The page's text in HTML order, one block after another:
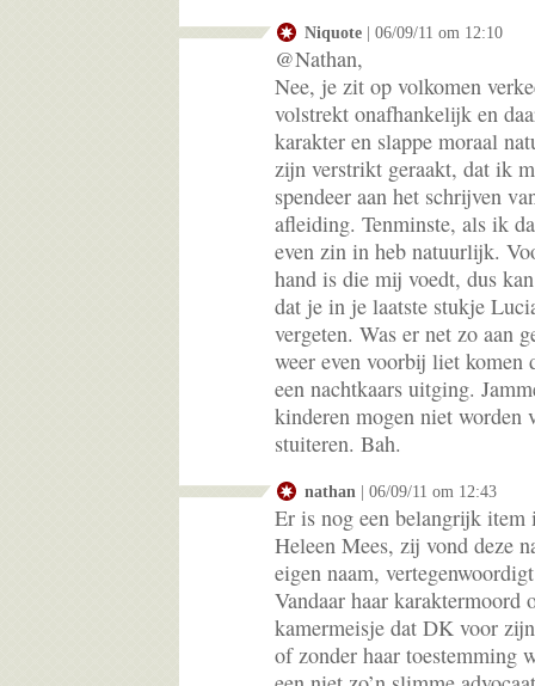
Niquote | 06/09/11 om 12:10
@Nathan,
Nee, je zit op volkomen
volstrekt onafhankelijk en
karakter en slappe moraal
zijn verstrikt geraakt, dat ik
spendeer aan het schrijven
afleiding. Tenminste, als ik
even zin in heb natuurlijk.
hand is die mij voedt, dus
dat je in je laatste stukje
vergeten. Was er net zo aan
weer even voorbij liet komen
een nachtkaars uitging.
kinderen mogen niet worden
stuiteren. Bah.
nathan | 06/09/11 om 12:43
Er is nog een belangrijk item
Heleen Mees, zij vond deze
eigen naam,
Vandaar haar karaktermoord
kamermeisje dat DK voor
of zonder haar toestemming